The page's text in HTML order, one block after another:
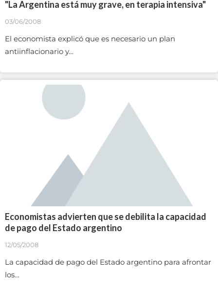
"La Argentina está muy grave, en terapia intensiva"
03/06/2008
El economista explicó que es necesario un plan
antiinflacionario y…
Economistas advierten que se debilita la capacidad
de pago del Estado argentino
12/05/2008
La capacidad de pago del Estado argentino para afrontar
los…